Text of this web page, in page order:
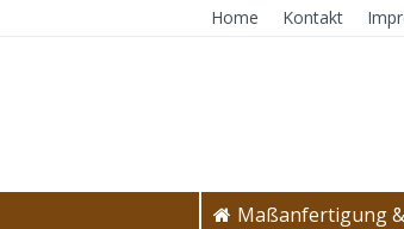
Home Kontakt
Maßanfertigung